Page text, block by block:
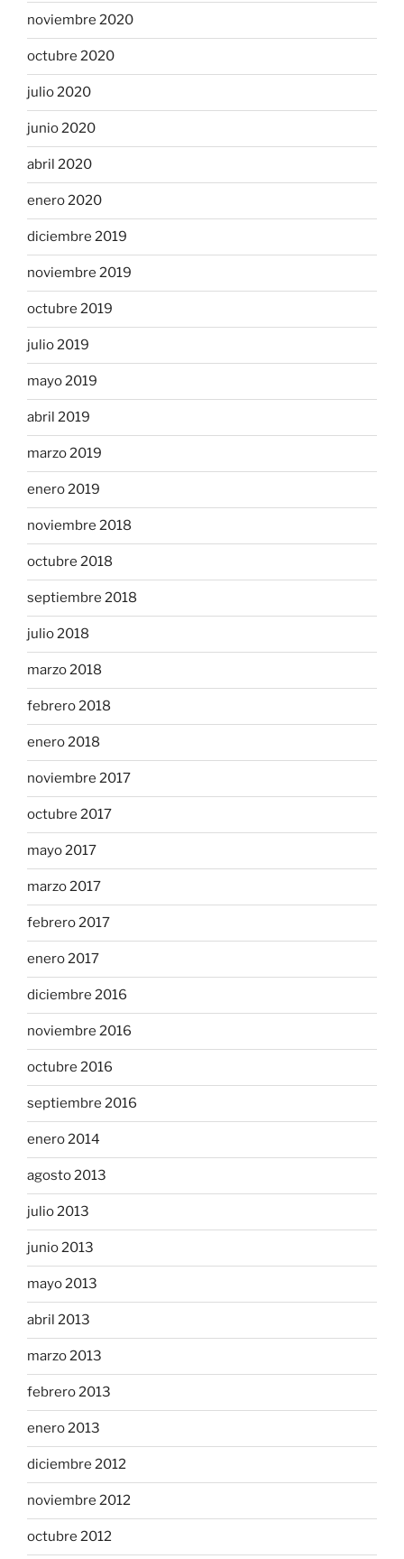
noviembre 2020
octubre 2020
julio 2020
junio 2020
abril 2020
enero 2020
diciembre 2019
noviembre 2019
octubre 2019
julio 2019
mayo 2019
abril 2019
marzo 2019
enero 2019
noviembre 2018
octubre 2018
septiembre 2018
julio 2018
marzo 2018
febrero 2018
enero 2018
noviembre 2017
octubre 2017
mayo 2017
marzo 2017
febrero 2017
enero 2017
diciembre 2016
noviembre 2016
octubre 2016
septiembre 2016
enero 2014
agosto 2013
julio 2013
junio 2013
mayo 2013
abril 2013
marzo 2013
febrero 2013
enero 2013
diciembre 2012
noviembre 2012
octubre 2012